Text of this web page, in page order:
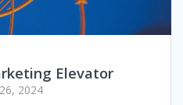
Elevator
2024